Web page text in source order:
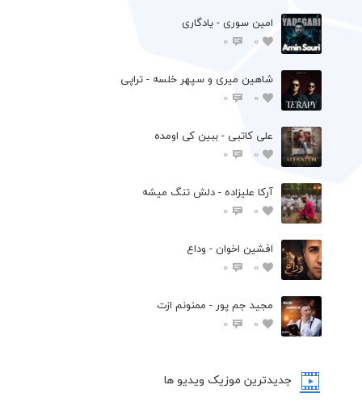
امین سوری - یادگاری
0
0
شاهین میری و سپهر خلسه - تراپی
0
0
علی کاتبی - ببین کی اومده
0
0
آرکا علیزاده - دلش تنگ میشه
0
0
افشين اخوان - وداع
0
0
مجید جم پور - ممنونم ازت
0
0
جدیدترین موزیک ویدیو ها